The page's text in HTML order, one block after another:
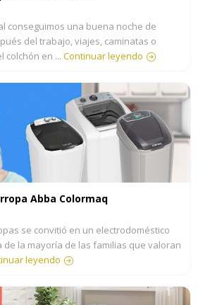
conseguimos una buena noche de
del trabajo, viajes, caminatas o
colchón en ... Continuar leyendo
Abba Colormaq
se convitió en un electrodoméstico
la mayoría de las familias que valoran
leyendo